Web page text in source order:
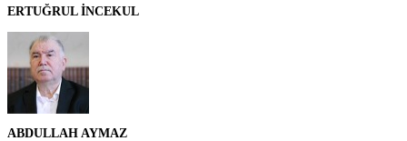
ERTUĞRUL İNCEKUL
ABDULLAH AYMAZ